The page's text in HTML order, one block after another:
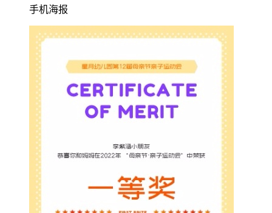
手机海报